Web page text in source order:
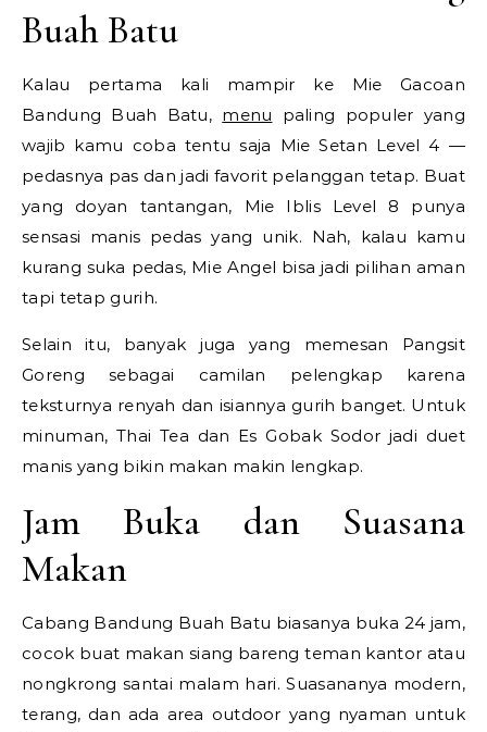
Buah Batu
Kalau pertama kali mampir ke Mie Gacoan
Bandung Buah Batu, menu paling populer yang
wajib kamu coba tentu saja Mie Setan Level 4 —
pedasnya pas dan jadi favorit pelanggan tetap. Buat
yang doyan tantangan, Mie Iblis Level 8 punya
sensasi manis pedas yang unik. Nah, kalau kamu
kurang suka pedas, Mie Angel bisa jadi pilihan aman
tapi tetap gurih.
Selain itu, banyak juga yang memesan Pangsit
Goreng sebagai camilan pelengkap karena
teksturnya renyah dan isiannya gurih banget. Untuk
minuman, Thai Tea dan Es Gobak Sodor jadi duet
manis yang bikin makan makin lengkap.
Jam Buka dan Suasana
Makan
Cabang Bandung Buah Batu biasanya buka 24 jam,
cocok buat makan siang bareng teman kantor atau
nongkrong santai malam hari. Suasananya modern,
terang, dan ada area outdoor yang nyaman untuk